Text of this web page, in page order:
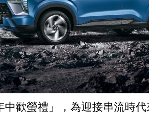
中歡螢禮」，為迎接串流時